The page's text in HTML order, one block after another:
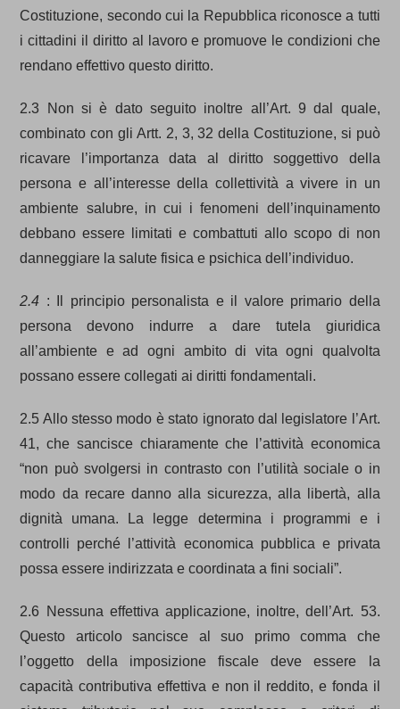
Costituzione, secondo cui la Repubblica riconosce a tutti
i cittadini il diritto al lavoro e promuove le condizioni che
rendano effettivo questo diritto.
2.3 Non si è dato seguito inoltre all’Art. 9 dal quale,
combinato con gli Artt. 2, 3, 32 della Costituzione, si può
ricavare l’importanza data al diritto soggettivo della
persona e all’interesse della collettività a vivere in un
ambiente salubre, in cui i fenomeni dell’inquinamento
debbano essere limitati e combattuti allo scopo di non
danneggiare la salute fisica e psichica dell’individuo.
2.4 : Il principio personalista e il valore primario della
persona devono indurre a dare tutela giuridica
all’ambiente e ad ogni ambito di vita ogni qualvolta
possano essere collegati ai diritti fondamentali.
2.5 Allo stesso modo è stato ignorato dal legislatore l’Art.
41, che sancisce chiaramente che l’attività economica
“non può svolgersi in contrasto con l’utilità sociale o in
modo da recare danno alla sicurezza, alla libertà, alla
dignità umana. La legge determina i programmi e i
controlli perché l’attività economica pubblica e privata
possa essere indirizzata e coordinata a fini sociali”.
2.6 Nessuna effettiva applicazione, inoltre, dell’Art. 53.
Questo articolo sancisce al suo primo comma che
l’oggetto della imposizione fiscale deve essere la
capacità contributiva effettiva e non il reddito, e fonda il